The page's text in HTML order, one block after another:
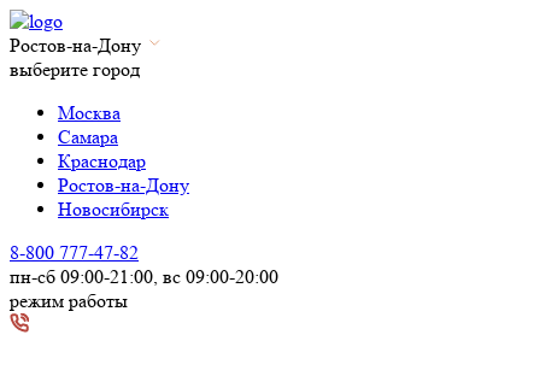
Ростов-на-Дону
выберите город
Москва
Самара
Краснодар
Ростов-на-Дону
Новосибирск
8-800 777-47-82
пн-сб 09:00-21:00, вс 09:00-20:00
режим работы